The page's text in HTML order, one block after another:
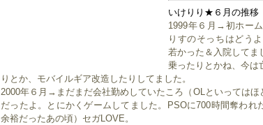
いけりり★６月の推移
1999年６月→初ホー
りすのそっちはどう
若かった＆入院してま
乗ったりとかね、今は
りとか、モバイルギア改造したりしてました。
2000年６月→まだまだ会社勤めしていたころ（OLといってはほ
だったよ。とにかくゲームしてました。PSOに700時間奪われ
余裕だったあの頃）セガLOVE。